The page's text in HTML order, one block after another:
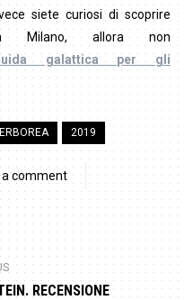
siete curiosi di scoprire
Milano, allora non
galattica per gli
2019
a comment
RECENSIONE